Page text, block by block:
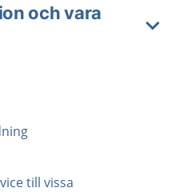
och vara
till vissa